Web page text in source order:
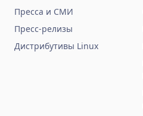
Пресса и СМИ
Пресс-релизы
Дистрибутивы Linux